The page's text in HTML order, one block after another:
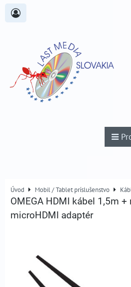
Úvod Mobil / Tablet príslušenstvo
OMEGA HDMI kábel 1,5m
microHDMI adaptér